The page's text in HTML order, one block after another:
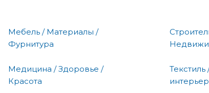
Мебель / Материалы /
Фурнитура
Медицина / Здоровье /
Красота